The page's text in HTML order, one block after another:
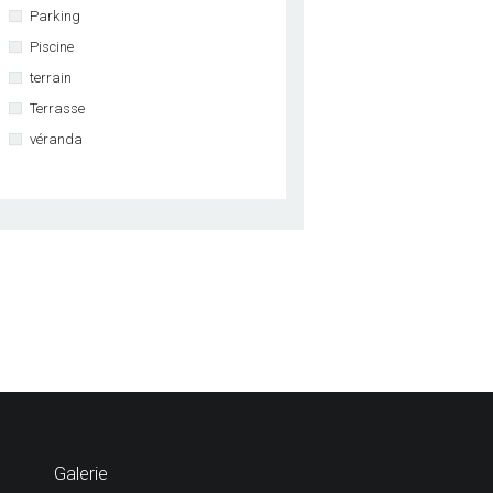
Parking
Piscine
terrain
Terrasse
véranda
Galerie